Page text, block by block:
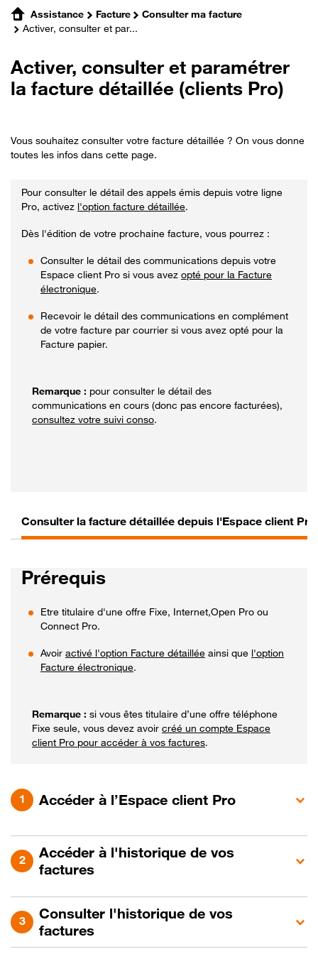
Assistance Facture
Consulter ma facture
Activer, consulter et par...
Activer, consulter et paramétrer
la facture détaillée (clients Pro)
Vous souhaitez consulter votre facture détaillée ? On vous donne
toutes les infos dans cette page.
Pour consulter le détail des appels émis depuis votre ligne
Pro, activez l'option facture détaillée.
Dès l'édition de votre prochaine facture, vous pourrez :
Consulter le détail des communications depuis votre
Espace client Pro si vous avez opté pour la Facture
électronique.
Recevoir le détail des communications en complément
de votre facture par courrier si vous avez opté pour la
Facture papier.
pour consulter le détail des
communications en cours (donc pas encore facturées),
consultez votre suivi conso.
Consulter la facture détaillée depuis l'Espace client Pro
Prérequis
Etre titulaire d'une offre Fixe, Internet,Open Pro ou
Connect Pro.
Avoir activé l'option Facture détaillée ainsi que l'option
Facture électronique.
si vous êtes titulaire d’une offre téléphone
Fixe seule, vous devez avoir créé un compte Espace
client Pro pour accéder à vos factures.
Accéder à l’Espace client Pro
Accéder à l'historique de vos
factures
Consulter l'historique de vos
factures